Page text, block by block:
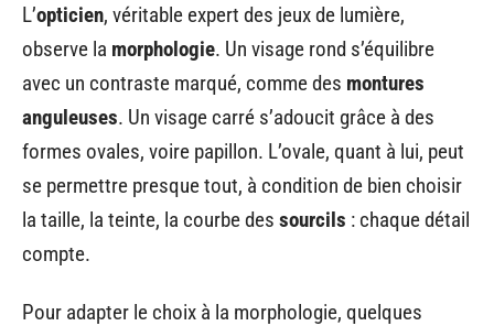
L’opticien, véritable expert des jeux de lumière,
observe la morphologie. Un visage rond s’équilibre
avec un contraste marqué, comme des montures
anguleuses. Un visage carré s’adoucit grâce à des
formes ovales, voire papillon. L’ovale, quant à lui, peut
se permettre presque tout, à condition de bien choisir
la taille, la teinte, la courbe des sourcils : chaque détail
compte.
Pour adapter le choix à la morphologie, quelques